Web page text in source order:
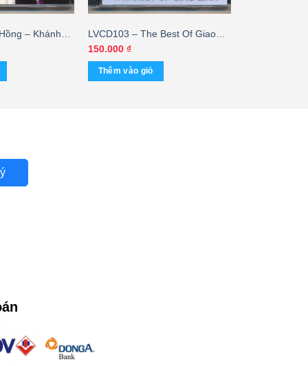
– Khánh
LVCD103 – The Best Of Giao
Linh
150.000 ₫
Thêm vào giỏ